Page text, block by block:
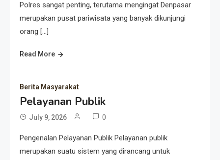
Polres sangat penting, terutama mengingat Denpasar
merupakan pusat pariwisata yang banyak dikunjungi
orang […]
Read More
Berita Masyarakat
Pelayanan Publik
July 9, 2026 0
Pengenalan Pelayanan Publik Pelayanan publik
merupakan suatu sistem yang dirancang untuk